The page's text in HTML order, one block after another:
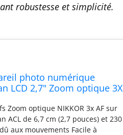
robustesse et simplicité.
photo numérique
LCD 2,7" Zoom optique 3X
Zoom optique NIKKOR 3x AF sur
ACL de 6,7 cm (2,7 pouces) et 230
aux mouvements Facile à